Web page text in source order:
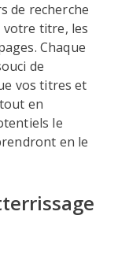
de recherche
votre titre, les
Chaque
de
vos titres et
en
le
en le